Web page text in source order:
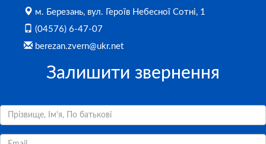
м. Березань, вул. Героїв Небесної Сотні, 1
(04576) 6-47-07
berezan.zvern@ukr.net
Залишити звернення